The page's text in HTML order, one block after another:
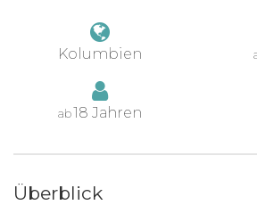
Kolumbien
ab18 Jahren
Überblick